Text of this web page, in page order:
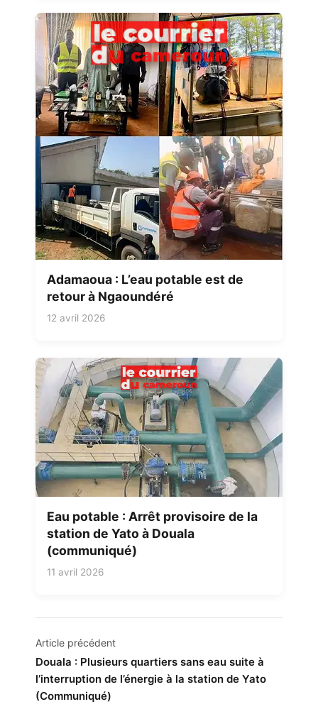
Adamaoua : L’eau potable est de
retour à Ngaoundéré
12 avril 2026
Eau potable : Arrêt provisoire de la
station de Yato à Douala
(communiqué)
11 avril 2026
Navigation
de
l’article
Article précédent
Douala : Plusieurs quartiers sans eau suite à
l’interruption de l’énergie à la station de Yato
(Communiqué)